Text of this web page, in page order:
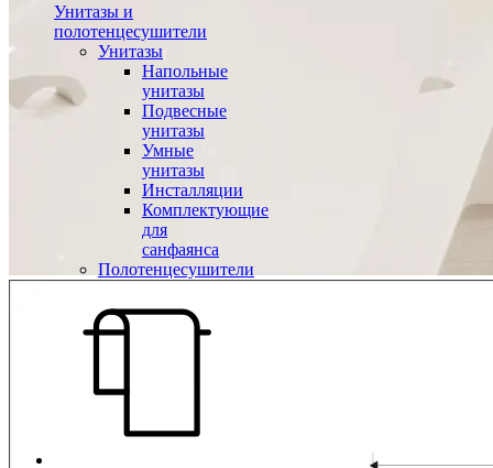
Унитазы и
полотенцесушители
Унитазы
Напольные
унитазы
Подвесные
унитазы
Умные
унитазы
Инсталляции
Комплектующие
для
санфаянса
Полотенцесушители